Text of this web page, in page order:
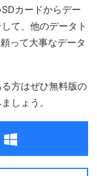
カードからデー
て、他のデータト
って大事なデータ
方はぜひ無料版の
しょう。